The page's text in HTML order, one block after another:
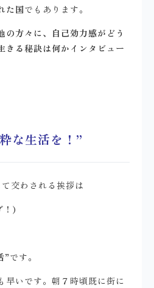
た国でもあります。
の方々に、自己効力感がどう
きる秘訣は何かインタビュー
な生活を！”
交わされる挨拶は
！)
”です。
早いです。朝７時頃既に街に